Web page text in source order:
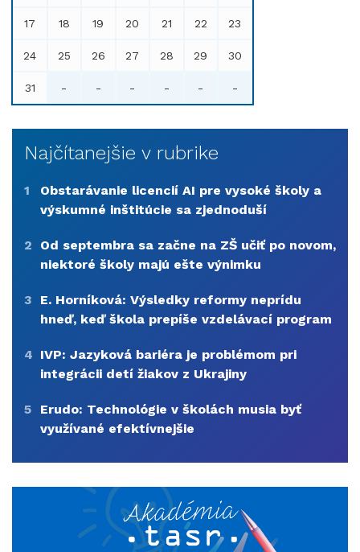
17 18 19 20 21 22 23
24 25 26 27 28 29 30
31 - - - - - -
Najčítanejšie v rubrike
1
Obstarávanie licencií AI pre vysoké školy a
výskumné inštitúcie sa zjednoduší
2
Od septembra sa začne na ZŠ učiť po novom,
niektoré školy majú ešte výnimku
3
E. Horníková: Výsledky reformy neprídu
hneď, keď škola prepíše vzdelávací program
4 IVP: Jazyková bariéra je problémom pri
integrácii detí žiakov z Ukrajiny
5
Erudo: Technológie v školách musia byť
využívané efektívnejšie